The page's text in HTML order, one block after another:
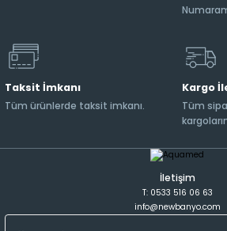
Taksit İmkanı
Tüm ürünlerde taksit imkanı.
Kargo
Tüm
İletişim
T: 0533 516 06 63
info@newbanyo.com